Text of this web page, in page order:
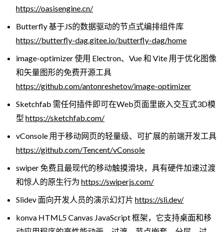
https://oasisengine.cn/
Butterfly 基于JS的数据驱动的节点式编排组件库
https://butterfly-dag.gitee.io/butterfly-dag/home
image-optimizer 使用 Electron、Vue 和 Vite 用于优化图像
和矢量图形的免费开源工具
https://github.com/antonreshetov/image-optimizer
Sketchfab 需任何插件即可在Web页面里嵌入交互式3D模
型 https://sketchfab.com/
vConsole 用于移动网页的轻量级、可扩展的前端开发工具
https://github.com/Tencent/vConsole
swiper 免费且最现代的移动触摸滑块，具有硬件加速过渡
和惊人的原生行为 https://swiperjs.com/
Slidev 面向开发人员的演示幻灯片 https://sli.dev/
konva HTML5 Canvas JavaScript 框架，它支持桌面和移